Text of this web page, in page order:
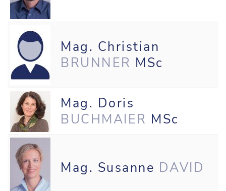
Mag. Christian
BRUNNER MSc
Mag. Doris
BUCHMAIER MSc
Mag. Susanne DAVID